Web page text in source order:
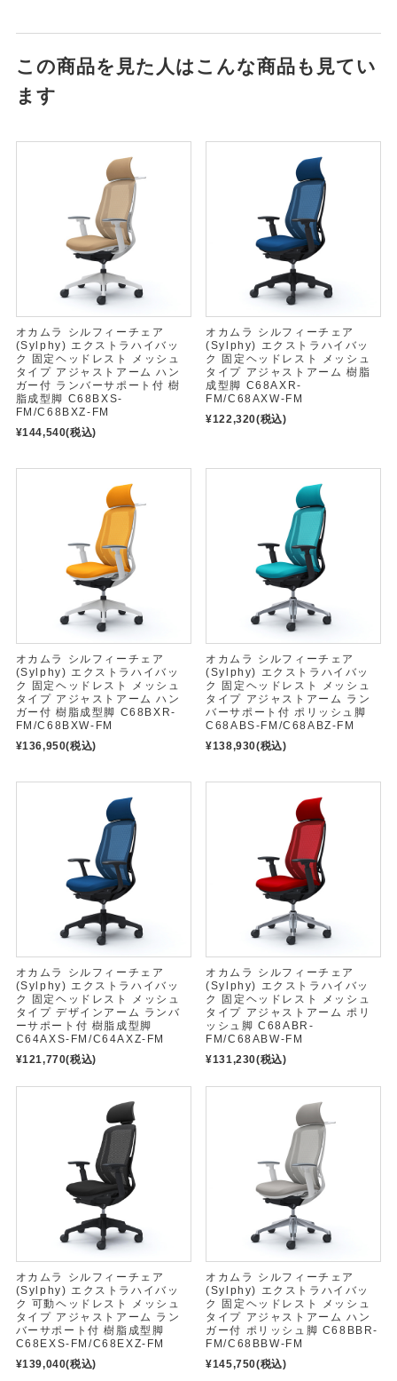
この商品を見た人はこんな商品も見てい
ます
オカムラ シルフィーチェア
(Sylphy) エクストラハイバッ
ク 固定ヘッドレスト メッシュ
タイプ アジャストアーム ハン
ガー付 ランバーサポート付 樹
脂成型脚 C68BXS-
FM/C68BXZ-FM
¥144,540(税込)
オカムラ シルフィーチェア
(Sylphy) エクストラハイバッ
ク 固定ヘッドレスト メッシュ
タイプ アジャストアーム 樹脂
成型脚 C68AXR-
FM/C68AXW-FM
¥122,320(税込)
オカムラ シルフィーチェア
(Sylphy) エクストラハイバッ
ク 固定ヘッドレスト メッシュ
タイプ アジャストアーム ハン
ガー付 樹脂成型脚 C68BXR-
FM/C68BXW-FM
¥136,950(税込)
オカムラ シルフィーチェア
(Sylphy) エクストラハイバッ
ク 固定ヘッドレスト メッシュ
タイプ アジャストアーム ラン
バーサポート付 ポリッシュ脚
C68ABS-FM/C68ABZ-FM
¥138,930(税込)
オカムラ シルフィーチェア
(Sylphy) エクストラハイバッ
ク 固定ヘッドレスト メッシュ
タイプ デザインアーム ランバ
ーサポート付 樹脂成型脚
C64AXS-FM/C64AXZ-FM
¥121,770(税込)
オカムラ シルフィーチェア
(Sylphy) エクストラハイバッ
ク 固定ヘッドレスト メッシュ
タイプ アジャストアーム ポリ
ッシュ脚 C68ABR-
FM/C68ABW-FM
¥131,230(税込)
オカムラ シルフィーチェア
(Sylphy) エクストラハイバッ
ク 可動ヘッドレスト メッシュ
タイプ アジャストアーム ラン
バーサポート付 樹脂成型脚
C68EXS-FM/C68EXZ-FM
¥139,040(税込)
オカムラ シルフィーチェア
(Sylphy) エクストラハイバッ
ク 固定ヘッドレスト メッシュ
タイプ アジャストアーム ハン
ガー付 ポリッシュ脚 C68BBR-
FM/C68BBW-FM
¥145,750(税込)